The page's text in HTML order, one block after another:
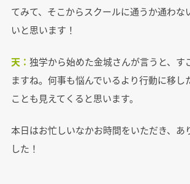
てみて、そこからスクールに通うか通わな
いと思います！
天： 独学から始めた金城さんが言うと、す
ますね。何事も悩んでいるより行動に移し
ことも見えてくると思います。
本日はお忙しいなかお時間をいただき、あ
した！